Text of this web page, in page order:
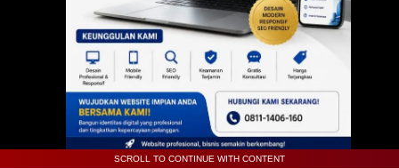
SCROLL TO CONTINUE WITH CONTENT